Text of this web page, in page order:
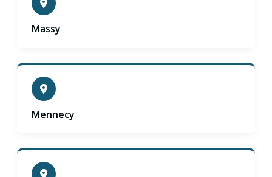
Massy
Mennecy